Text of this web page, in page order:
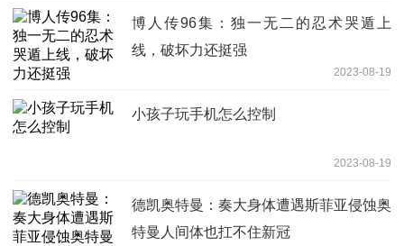
博人传96集：独一无二的忍术哭遁上
线，破坏力还挺强
2023-08-19
小孩子玩手机怎么控制
2023-08-19
德凯奥特曼：奏大身体遭遇斯菲亚侵蚀奥
特曼人间体也扛不住新冠